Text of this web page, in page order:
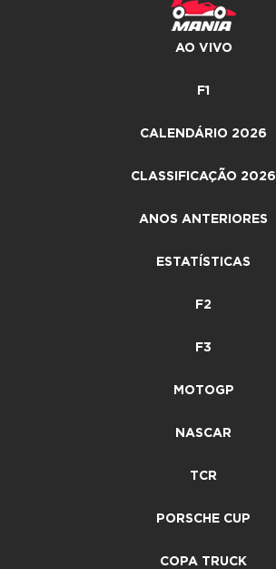
AO VIVO
F1
CALENDÁRIO 2026
CLASSIFICAÇÃO 2026
ANOS ANTERIORES
ESTATÍSTICAS
F2
F3
MOTOGP
NASCAR
TCR
PORSCHE CUP
COPA TRUCK